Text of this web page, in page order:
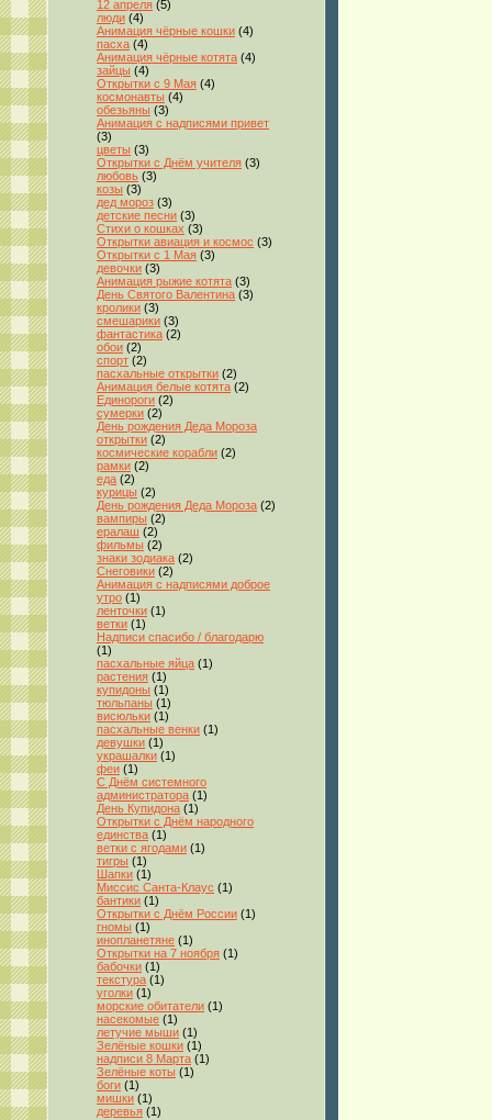
12 апреля (5)
люди (4)
Анимация чёрные кошки (4)
пасха (4)
Анимация чёрные котята (4)
зайцы (4)
Открытки с 9 Мая (4)
космонавты (4)
обезьяны (3)
Анимация с надписями привет
(3)
цветы (3)
Открытки с Днём учителя (3)
любовь (3)
козы (3)
дед мороз (3)
детские песни (3)
Стихи о кошках (3)
Открытки авиация и космос (3)
Открытки с 1 Мая (3)
девочки (3)
Анимация рыжие котята (3)
День Святого Валентина (3)
кролики (3)
смешарики (3)
фантастика (2)
обои (2)
спорт (2)
пасхальные открытки (2)
Анимация белые котята (2)
Единороги (2)
сумерки (2)
День рождения Деда Мороза
открытки (2)
космические корабли (2)
рамки (2)
еда (2)
курицы (2)
День рождения Деда Мороза (2)
вампиры (2)
ералаш (2)
фильмы (2)
знаки зодиака (2)
Снеговики (2)
Анимация с надписями доброе
утро (1)
ленточки (1)
ветки (1)
Надписи спасибо / благодарю
(1)
пасхальные яйца (1)
растения (1)
купидоны (1)
тюльпаны (1)
висюльки (1)
пасхальные венки (1)
девушки (1)
украшалки (1)
феи (1)
С Днём системного
администратора (1)
День Купидона (1)
Открытки с Днём народного
единства (1)
ветки с ягодами (1)
тигры (1)
Шапки (1)
Миссис Санта-Клаус (1)
бантики (1)
Открытки с Днём России (1)
гномы (1)
инопланетяне (1)
Открытки на 7 ноября (1)
бабочки (1)
текстура (1)
уголки (1)
морские обитатели (1)
насекомые (1)
летучие мыши (1)
Зелёные кошки (1)
надписи 8 Марта (1)
Зелёные коты (1)
боги (1)
мишки (1)
деревья (1)